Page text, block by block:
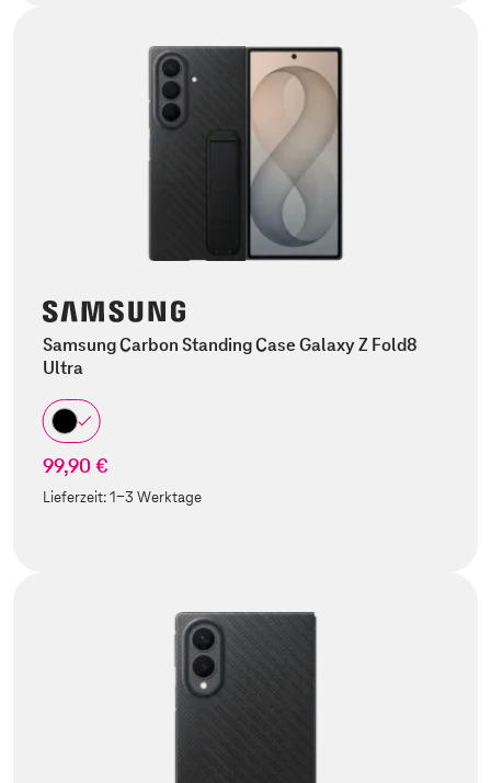
Samsung Carbon Standing Case Galaxy Z Fold8
Ultra
99,90 €
Lieferzeit:1-3 Werktage